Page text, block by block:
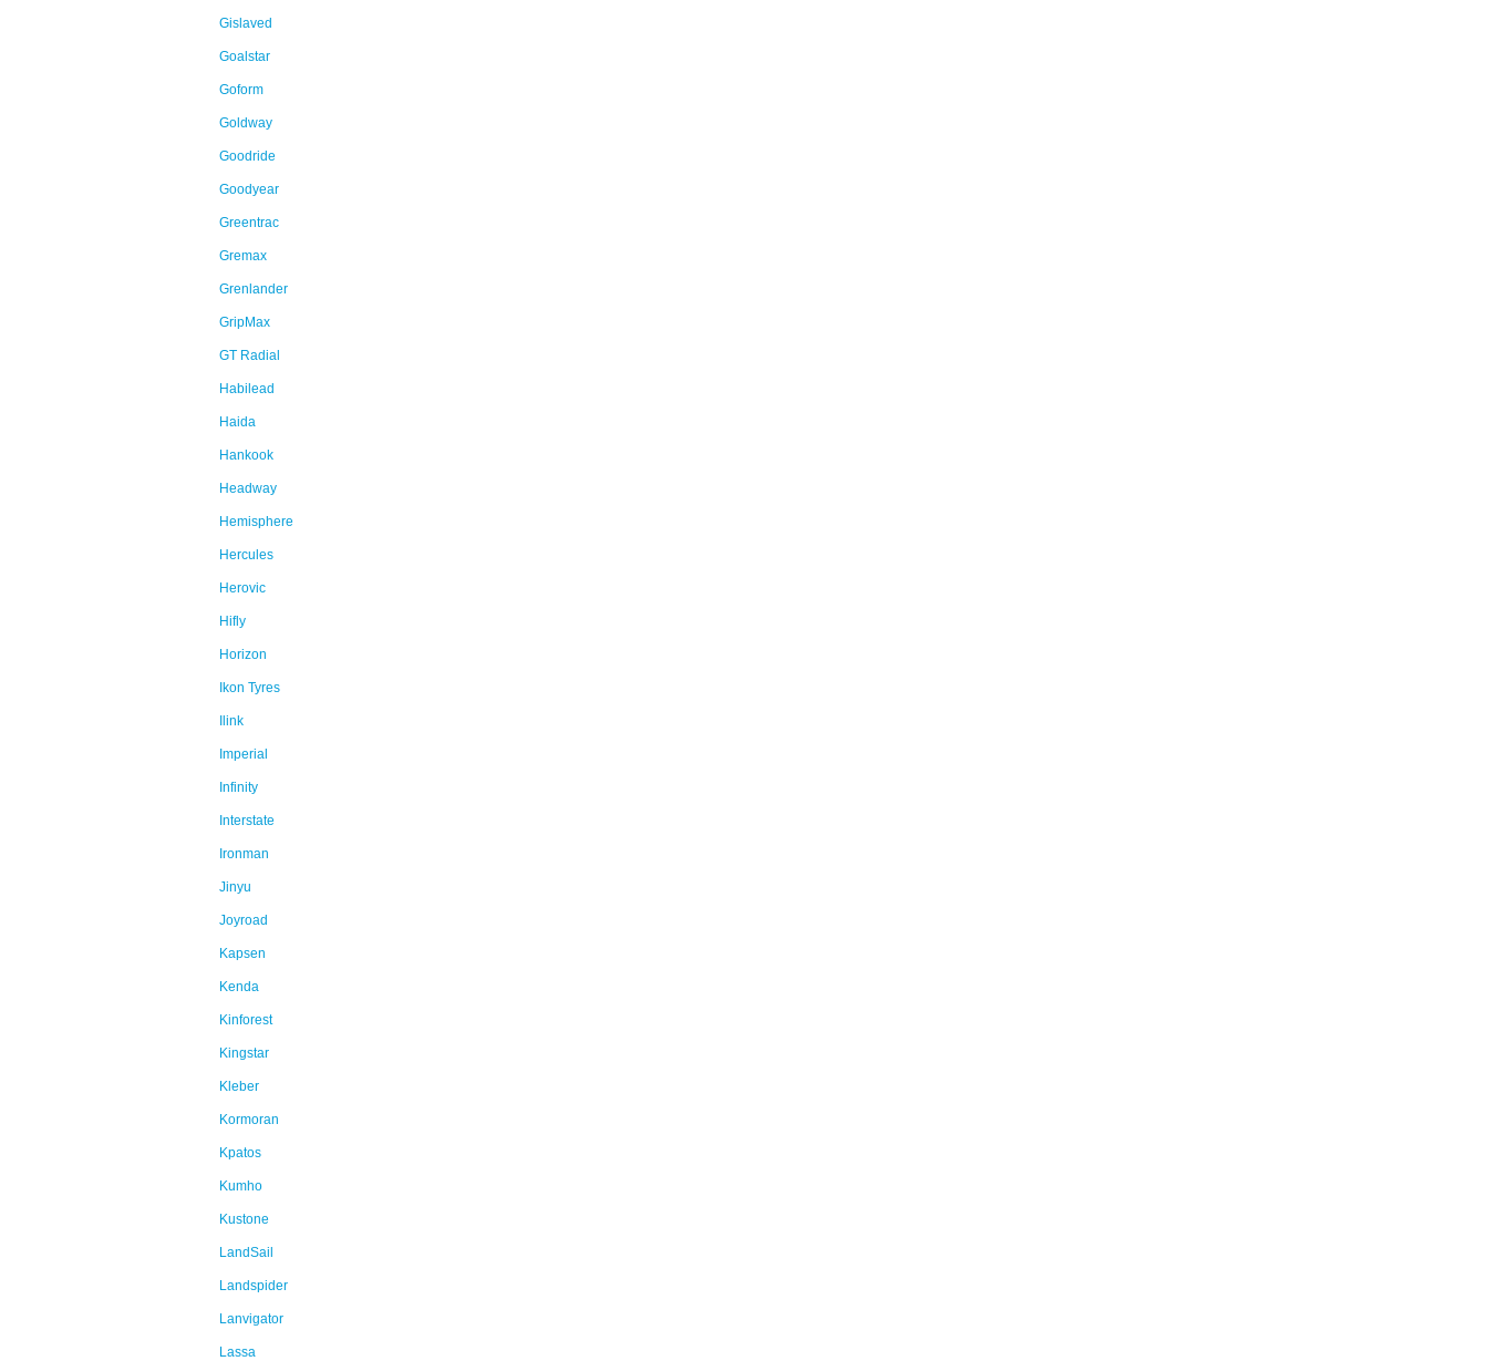
Gislaved
Goalstar
Goform
Goldway
Goodride
Goodyear
Greentrac
Gremax
Grenlander
GripMax
GT Radial
Habilead
Haida
Hankook
Headway
Hemisphere
Hercules
Herovic
Hifly
Horizon
Ikon Tyres
Ilink
Imperial
Infinity
Interstate
Ironman
Jinyu
Joyroad
Kapsen
Kenda
Kinforest
Kingstar
Kleber
Kormoran
Kpatos
Kumho
Kustone
LandSail
Landspider
Lanvigator
Lassa